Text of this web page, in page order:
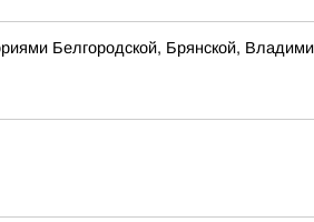
Белгородской, Брянской,